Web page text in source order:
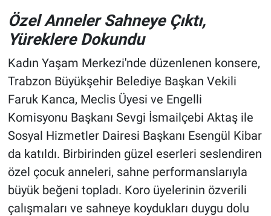
Özel Anneler Sahneye Çıktı,
Yüreklere Dokundu
Kadın Yaşam Merkezi'nde düzenlenen konsere,
Trabzon Büyükşehir Belediye Başkan Vekili
Faruk Kanca, Meclis Üyesi ve Engelli
Komisyonu Başkanı Sevgi İsmailçebi Aktaş ile
Sosyal Hizmetler Dairesi Başkanı Esengül Kibar
da katıldı. Birbirinden güzel eserleri seslendiren
özel çocuk anneleri, sahne performanslarıyla
büyük beğeni topladı. Koro üyelerinin özverili
çalışmaları ve sahneye koydukları duygu dolu